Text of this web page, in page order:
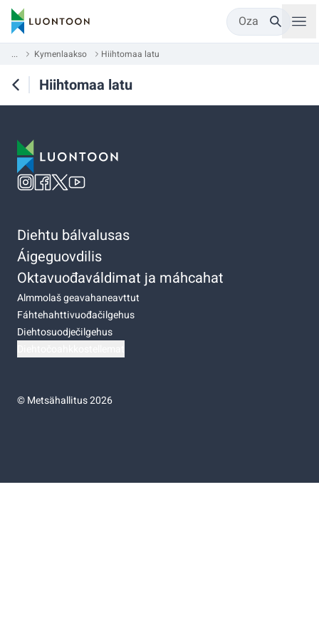
Oza
... Kymenlaakso Hiihtomaa latu
Hiihtomaa latu
Diehtu bálvalusas
Áigeguovdilis
Oktavuođaváldimat ja máhcahat
Almmolaš geavahaneavttut
Fáhtehahttivuođačilgehus
Diehtosuodječilgehus
©Metsähallitus 2026